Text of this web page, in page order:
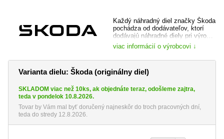
Každý náhradný diel značky Škoda
pochádza od dodávateľov, ktorí
dodávajú náhradné diely pri výrobe
vozidla a je dôkladne preverený,
ako samotnou automobilkou, tak jej
prípadným dodávateľom. Máte tak
a totožný diel, ktorý bol do vozidla
viac informácií o výrobcovi ↓
Varianta dielu: Škoda (originálny diel)
SKLADOM viac než 10ks, ak objednáte teraz, odošleme zajtra,
teda v pondelok 10.8.2026.
Tovar by Vám mal byť doručený najneskôr do troch pracovných dní,
teda do stredy 12.8.2026.